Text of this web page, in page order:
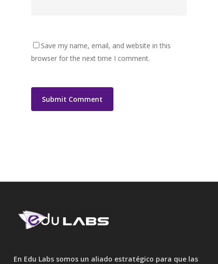
Save my name, email, and website in this
browser for the next time I comment.
En Edu Labs somos un aliado estratégico para que las